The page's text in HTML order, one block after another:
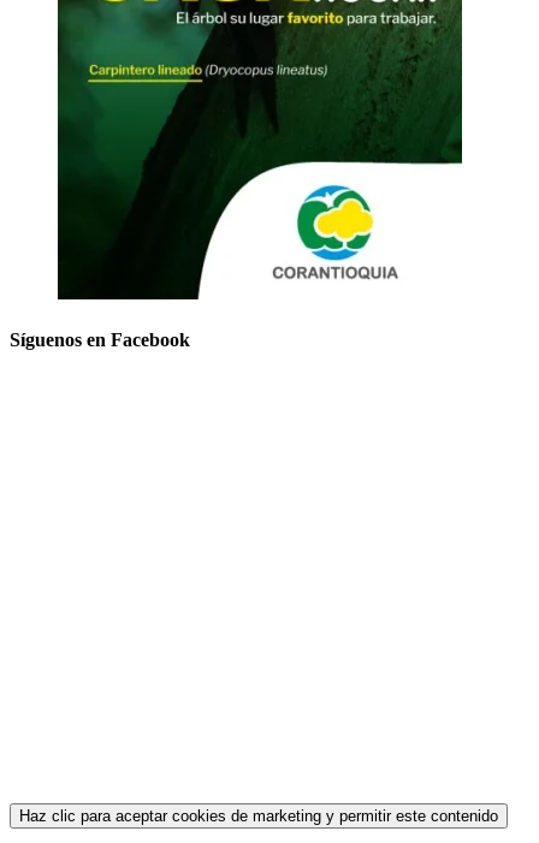
Síguenos en Facebook
Haz clic para aceptar cookies de marketing y permitir este contenido